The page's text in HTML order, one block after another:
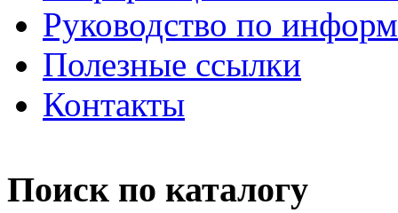
Руководство по
Полезные ссылки
Контакты
Поиск по каталогу